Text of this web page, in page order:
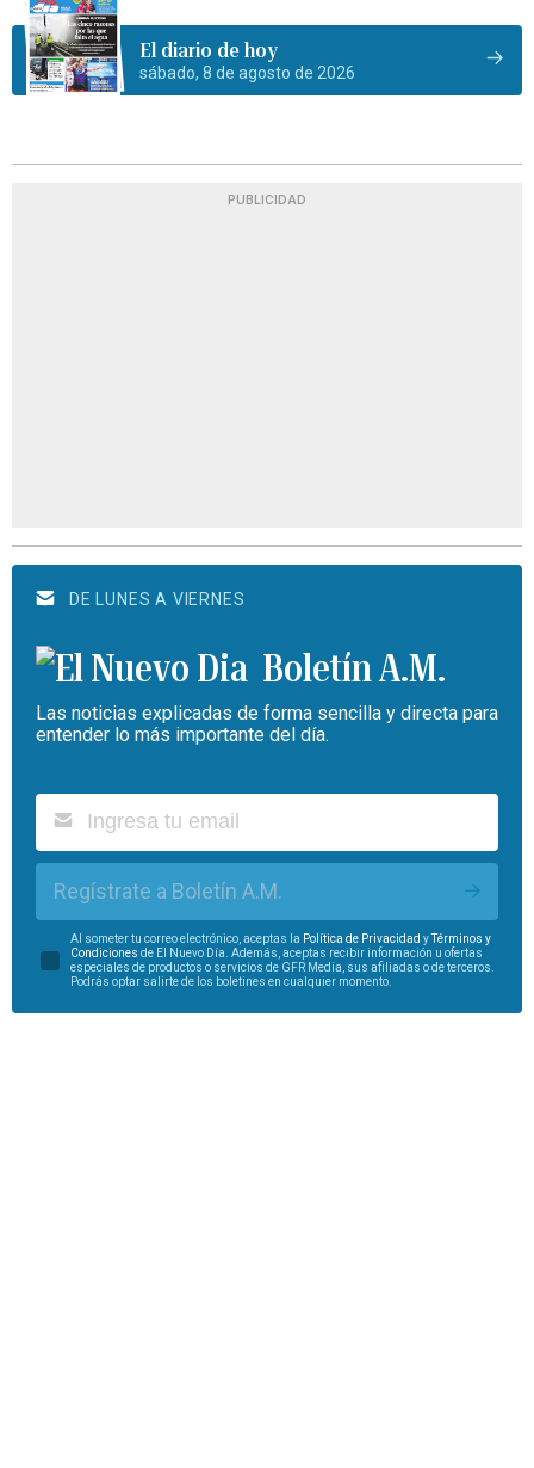
El diario de hoy
sábado, 8 de agosto de 2026
PUBLICIDAD
DE LUNES A VIERNES
Boletín A.M.
Las noticias explicadas de forma sencilla y directa para
entender lo más importante del día.
Regístrate a Boletín A.M.
Al someter tu correo electrónico, aceptas la Política de Privacidad yTérminos y
Condiciones de El Nuevo Día. Además, aceptas recibir información u ofertas
especiales de productos o servicios de GFR Media, sus afiliadas o de terceros.
Podrás optar salirte de los boletines en cualquier momento.